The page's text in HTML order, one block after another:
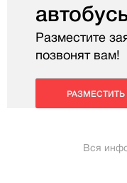
Разместите
позвонят вам!
РАЗМЕСТИТЬ
Вся